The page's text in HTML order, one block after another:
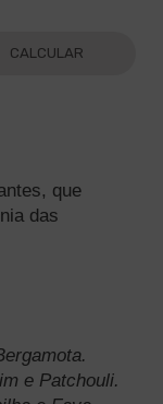
CALCULAR
que
das
e Patchouli.